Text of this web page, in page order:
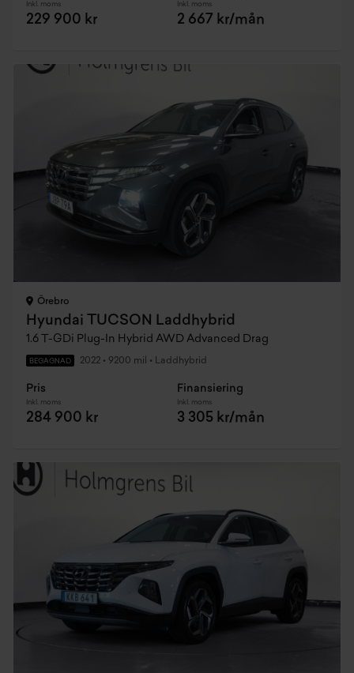
Inkl. moms
229 900 kr
Inkl. moms
2 667 kr/mån
Örebro
Hyundai TUCSON Laddhybrid
1.6 T-GDi Plug-In Hybrid AWD Advanced Drag
BEGAGNAD 2022 • 9200 mil • Laddhybrid
Pris
Inkl. moms
284 900 kr
Finansiering
Inkl. moms
3 305 kr/mån